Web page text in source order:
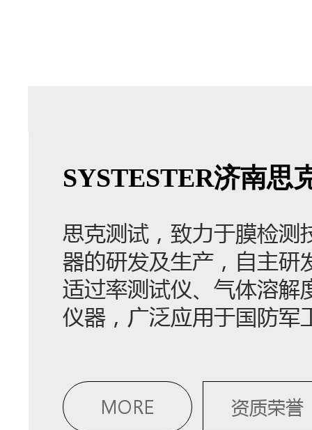
SYSTESTER济南思
思克测试，致力于膜检测
器的研发及生产，自主研
适过率测试仪、气体溶解
仪器，广泛应用于国防军
MORE 资质荣誉